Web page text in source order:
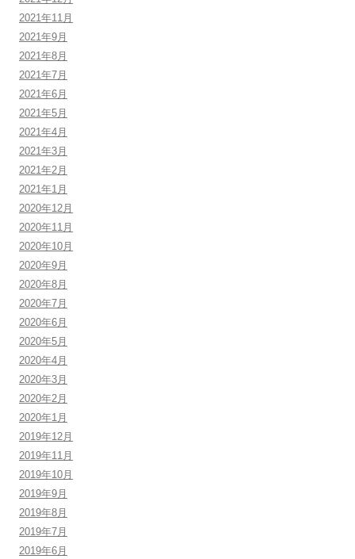
2021年11月
2021年9月
2021年8月
2021年7月
2021年6月
2021年5月
2021年4月
2021年3月
2021年2月
2021年1月
2020年12月
2020年11月
2020年10月
2020年9月
2020年8月
2020年7月
2020年6月
2020年5月
2020年4月
2020年3月
2020年2月
2020年1月
2019年12月
2019年11月
2019年10月
2019年9月
2019年8月
2019年7月
2019年6月